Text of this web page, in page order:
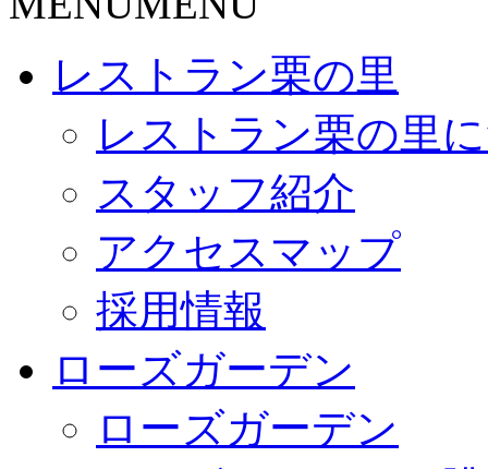
レストラン栗の里
レストラン栗の里
スタッフ紹介
アクセスマップ
採用情報
ローズガーデン
ローズガーデン